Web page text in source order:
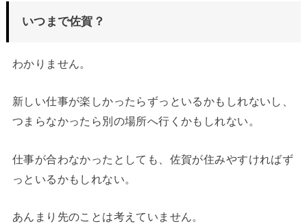
いつまで佐賀？
わかりません。
新しい仕事が楽しかったらずっといるかもしれないし、
つまらなかったら別の場所へ行くかもしれない。
仕事が合わなかったとしても、佐賀が住みやすければず
っといるかもしれない。
あんまり先のことは考えていません。